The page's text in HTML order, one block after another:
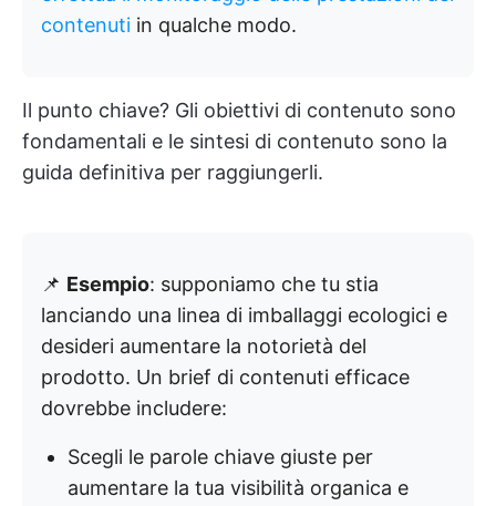
contenuti in qualche modo.
Il punto chiave? Gli obiettivi di contenuto sono
fondamentali e le sintesi di contenuto sono la
guida definitiva per raggiungerli.
📌 Esempio: supponiamo che tu stia
lanciando una linea di imballaggi ecologici e
desideri aumentare la notorietà del
prodotto. Un brief di contenuti efficace
dovrebbe includere:
Scegli le parole chiave giuste per
aumentare la tua visibilità organica e